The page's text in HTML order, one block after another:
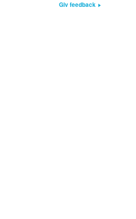
Giv feedback